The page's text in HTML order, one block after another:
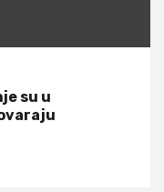
su u